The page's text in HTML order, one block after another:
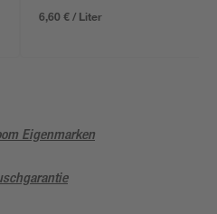
6,60 € / Liter
Eigenmarken